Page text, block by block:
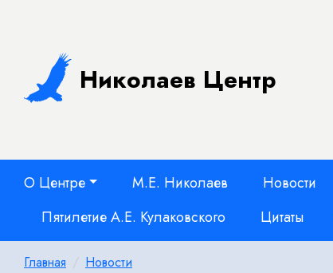
Николаев Центр
О Центре М.Е. Николаев Новости
Пятилетие А.Е. Кулаковского
Цитаты
Главная Новости